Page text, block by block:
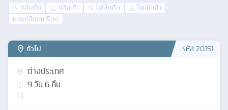
กลับดึก กลับเช้า ไฟล์ทดึก
ไฟล์ทเช้า
แวะเปลี่ยนเครื่อง
ทั่วไป รหัส20151
ต่างประเทศ
9วัน6คืน